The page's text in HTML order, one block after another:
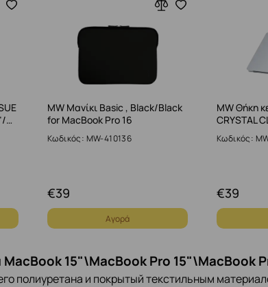
…
MW Μανίκι Basic , Black/Black
for MacBook Pro 16
Κωδικός: MW-410136
39
€
Αγορά
MW Θήκη
CRYSTAL
Κωδικός:
39
€
15"\MacBook Pro 15"\MacBook
полиуретана и покрытый текстильным